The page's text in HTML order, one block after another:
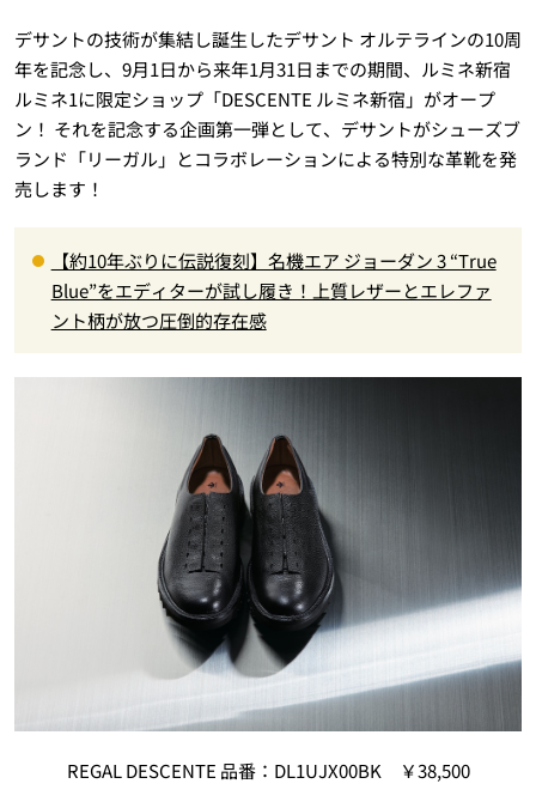
デサントの技術が集結し誕生したデサント オルテラインの10周
年を記念し、9月1日から来年1月31日までの期間、ルミネ新宿
ルミネ1に限定ショップ「DESCENTE ルミネ新宿」がオープ
ン！ それを記念する企画第一弾として、デサントがシューズブ
ランド「リーガル」とコラボレーションによる特別な革靴を発
売します！
【約10年ぶりに伝説復刻】名機エア ジョーダン 3 “True
Blue”をエディターが試し履き！上質レザーとエレファ
ント柄が放つ圧倒的存在感
REGAL DESCENTE 品番：DL1UJX00BK ￥38,500